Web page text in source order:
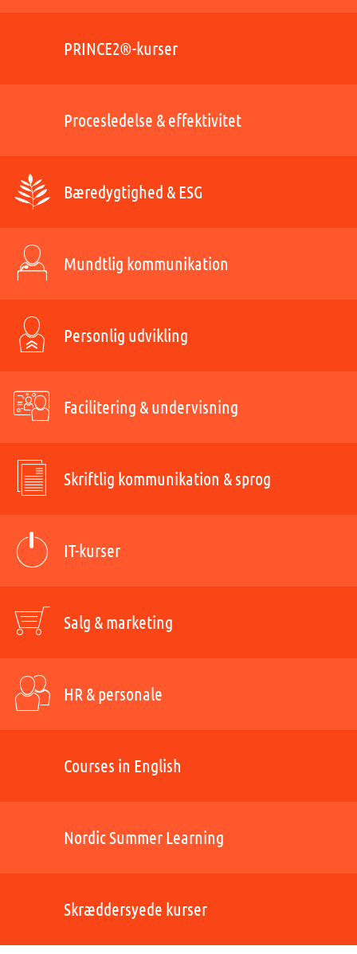
PRINCE2®-kurser
Procesledelse & effektivitet
Bæredygtighed & ESG
Mundtlig kommunikation
Personlig udvikling
Facilitering & undervisning
Skriftlig kommunikation & sprog
IT-kurser
Salg & marketing
HR & personale
Courses in English
Nordic Summer Learning
Skræddersyede kurser